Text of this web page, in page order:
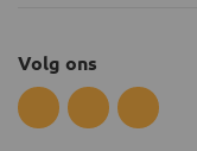
Volg ons